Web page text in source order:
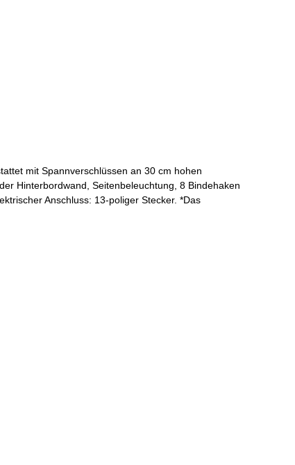
mit Spannverschlüssen an 30 cm hohen
Hinterbordwand, Seitenbeleuchtung, 8 Bindehaken
Anschluss: 13-poliger Stecker. *Das